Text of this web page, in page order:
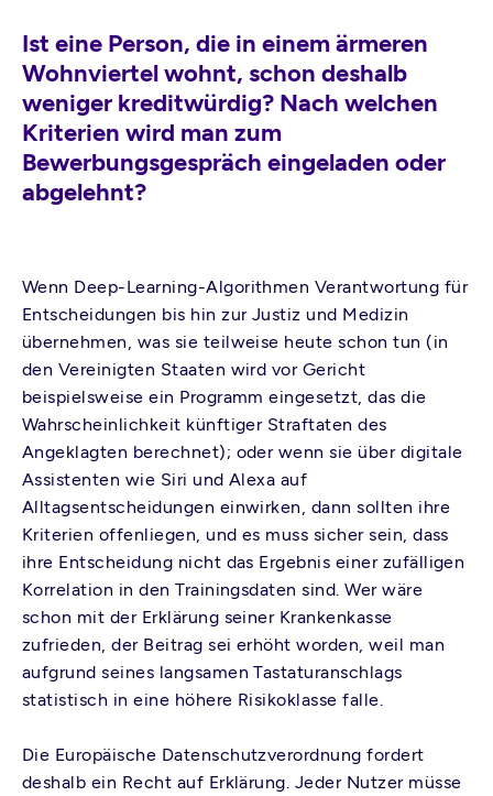
Ist eine Person, die in einem ärmeren
Wohnviertel wohnt, schon deshalb
weniger kreditwürdig? Nach welchen
Kriterien wird man zum
Bewerbungsgespräch eingeladen oder
abgelehnt?
Wenn Deep-Learning-Algorithmen Verantwortung für
Entscheidungen bis hin zur Justiz und Medizin
übernehmen, was sie teilweise heute schon tun (in
den Vereinigten Staaten wird vor Gericht
beispielsweise ein Programm eingesetzt, das die
Wahrscheinlichkeit künftiger Straftaten des
Angeklagten berechnet); oder wenn sie über digitale
Assistenten wie Siri und Alexa auf
Alltagsentscheidungen einwirken, dann sollten ihre
Kriterien offenliegen, und es muss sicher sein, dass
ihre Entscheidung nicht das Ergebnis einer zufälligen
Korrelation in den Trainingsdaten sind. Wer wäre
schon mit der Erklärung seiner Krankenkasse
zufrieden, der Beitrag sei erhöht worden, weil man
aufgrund seines langsamen Tastaturanschlags
statistisch in eine höhere Risikoklasse falle.
Die Europäische Datenschutzverordnung fordert
deshalb ein Recht auf Erklärung. Jeder Nutzer müsse